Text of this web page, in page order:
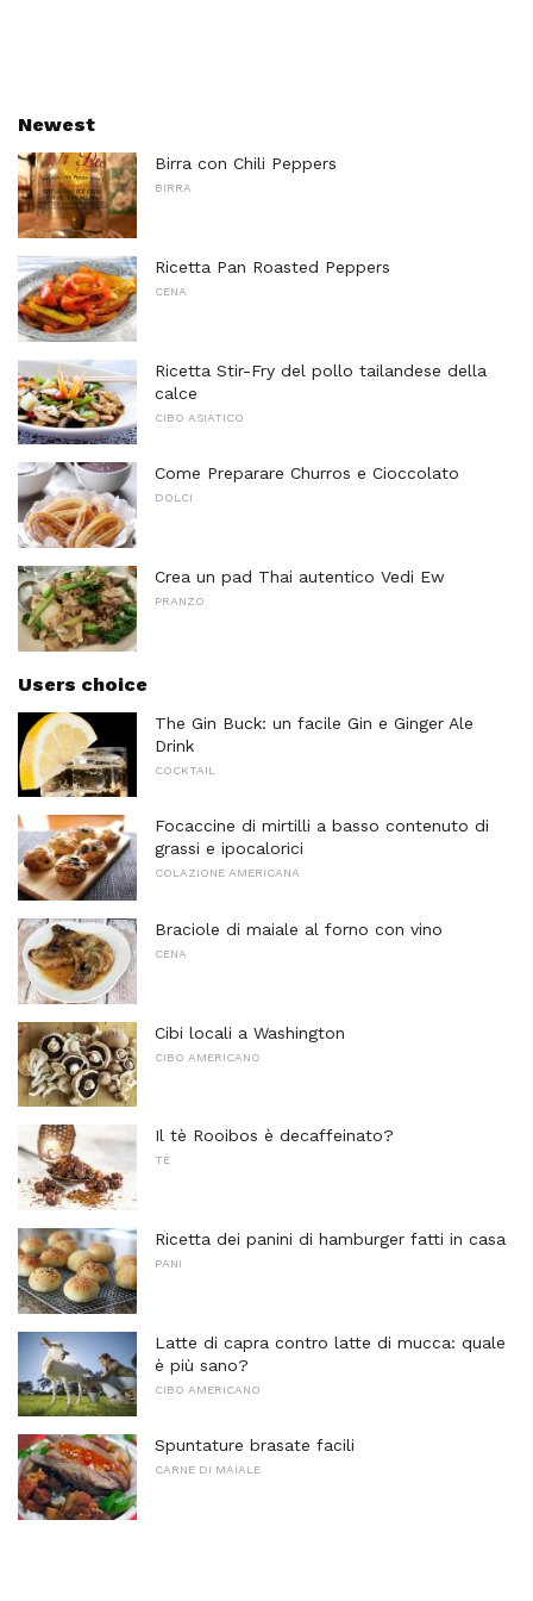
Newest
Birra con Chili Peppers
BIRRA
Ricetta Pan Roasted Peppers
CENA
Ricetta Stir-Fry del pollo tailandese della
calce
CIBO ASIATICO
Come Preparare Churros e Cioccolato
DOLCI
Crea un pad Thai autentico Vedi Ew
PRANZO
Users choice
The Gin Buck: un facile Gin e Ginger Ale
Drink
COCKTAIL
Focaccine di mirtilli a basso contenuto di
grassi e ipocalorici
COLAZIONE AMERICANA
Braciole di maiale al forno con vino
CENA
Cibi locali a Washington
CIBO AMERICANO
Il tè Rooibos è decaffeinato?
TÈ
Ricetta dei panini di hamburger fatti in casa
PANI
Latte di capra contro latte di mucca: quale
è più sano?
CIBO AMERICANO
Spuntature brasate facili
CARNE DI MAIALE